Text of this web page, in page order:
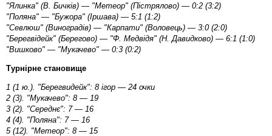
"Ялинка" (В. Бичків) — "Метеор" (Пістрялово) — 0:2 (3:2)
"Поляна" — "Бужора" (Іршава) — 5:1 (1:2)
"Севлюш" (Виноградів) — "Карпати" (Воловець) — 3:0 (2:0)
"Берегвідейк" (Берегово) — "Ф. Медвідя" (Н. Давидково) — 6:1 (1:0)
"Вишково" — "Мукачево" — 0:3 (0:2)
Турнірне становище
1 (1 ю.). "Берегвидейк": 8 ігор — 24 очки
2 (3). "Мукачево": 8 — 19
3 (2). "Середнє": 7 — 16
4 (4). "Поляна": 7 — 16
5 (12). "Метеор": 8 — 15